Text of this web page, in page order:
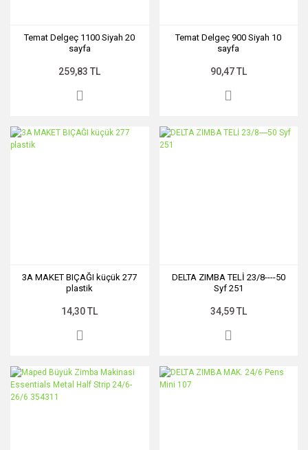
Temat Delgeç 1100 Siyah 20
sayfa
259,83 TL
Temat Delgeç 900 Siyah 10
sayfa
90,47 TL
3A MAKET BIÇAĞI küçük 277
plastik
14,30 TL
DELTA ZIMBA TELİ 23/8----50
Syf 251
34,59 TL